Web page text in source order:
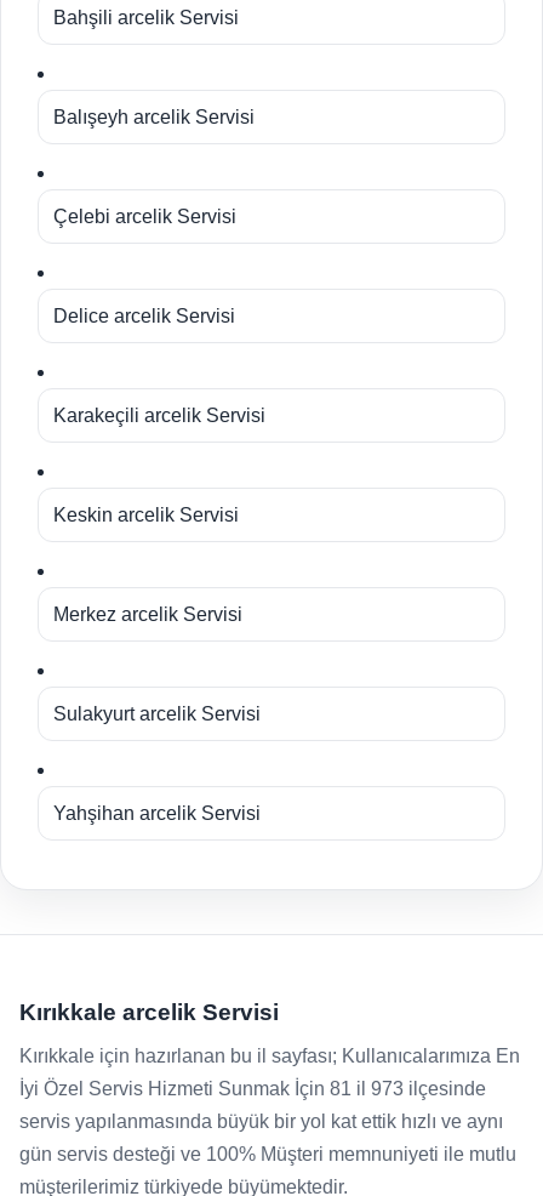
Bahşili arcelik Servisi
Balışeyh arcelik Servisi
Çelebi arcelik Servisi
Delice arcelik Servisi
Karakeçili arcelik Servisi
Keskin arcelik Servisi
Merkez arcelik Servisi
Sulakyurt arcelik Servisi
Yahşihan arcelik Servisi
Kırıkkale arcelik Servisi
Kırıkkale için hazırlanan bu il sayfası; Kullanıcalarımıza En
İyi Özel Servis Hizmeti Sunmak İçin 81 il 973 ilçesinde
servis yapılanmasında büyük bir yol kat ettik hızlı ve aynı
gün servis desteği ve 100% Müşteri memnuniyeti ile mutlu
müşterilerimiz türkiyede büyümektedir.